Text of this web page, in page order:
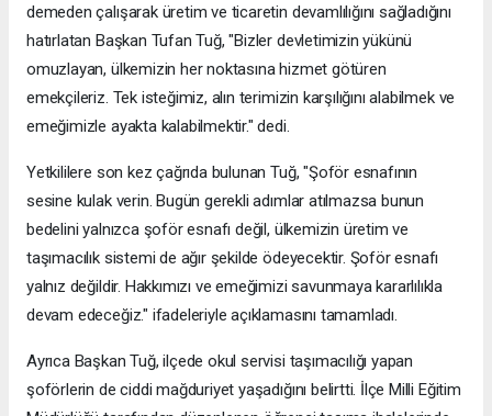
demeden çalışarak üretim ve ticaretin devamlılığını sağladığını
hatırlatan Başkan Tufan Tuğ, "Bizler devletimizin yükünü
omuzlayan, ülkemizin her noktasına hizmet götüren
emekçileriz. Tek isteğimiz, alın terimizin karşılığını alabilmek ve
emeğimizle ayakta kalabilmektir." dedi.
Yetkililere son kez çağrıda bulunan Tuğ, "Şoför esnafının
sesine kulak verin. Bugün gerekli adımlar atılmazsa bunun
bedelini yalnızca şoför esnafı değil, ülkemizin üretim ve
taşımacılık sistemi de ağır şekilde ödeyecektir. Şoför esnafı
yalnız değildir. Hakkımızı ve emeğimizi savunmaya kararlılıkla
devam edeceğiz." ifadeleriyle açıklamasını tamamladı.
Ayrıca Başkan Tuğ, ilçede okul servisi taşımacılığı yapan
şoförlerin de ciddi mağduriyet yaşadığını belirtti. İlçe Milli Eğitim